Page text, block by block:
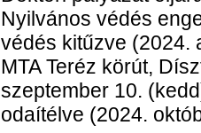
Nyilvános védés
védés kitűzve (2024.
MTA Teréz körút,
szeptember 10.
odaítélve (2024.